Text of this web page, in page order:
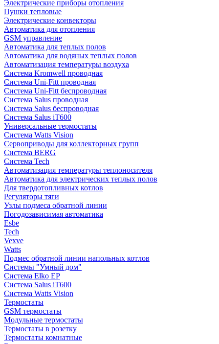
Электрические приборы отопления
Пушки тепловые
Электрические конвекторы
Автоматика для отопления
GSM управление
Автоматика для теплых полов
Автоматика для водяных теплых полов
Автоматизация температуры воздуха
Система Kromwell проводная
Система Uni-Fitt проводная
Система Uni-Fitt беспроводная
Система Salus проводная
Система Salus беспроводная
Система Salus iT600
Универсальные термостаты
Система Watts Vision
Сервоприводы для коллекторных групп
Система BERG
Система Tech
Автоматизация температуры теплоносителя
Автоматика для электрических теплых полов
Для твердотопливных котлов
Регуляторы тяги
Узлы подмеса обратной линии
Погодозависимая автоматика
Esbe
Tech
Vexve
Watts
Подмес обратной линии напольных котлов
Системы "Умный дом"
Система Elko EP
Система Salus iT600
Система Watts Vision
Термостаты
GSM термостаты
Модульные термостаты
Термостаты в розетку
Термостаты комнатные